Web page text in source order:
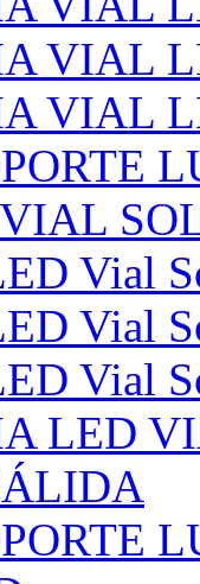
VIAL
VIAL
Vial
Vial
Vial
LED